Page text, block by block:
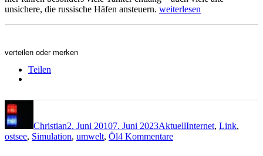
unsichere, die russische Häfen ansteuern. „Öl-
weiterlesen
verteilen oder merken
Teilen
Christian2. Juni 20107. Juni 2023AktuellInternet, Link,
ostsee, Simulation, umwelt, Öl4 Kommentarezu